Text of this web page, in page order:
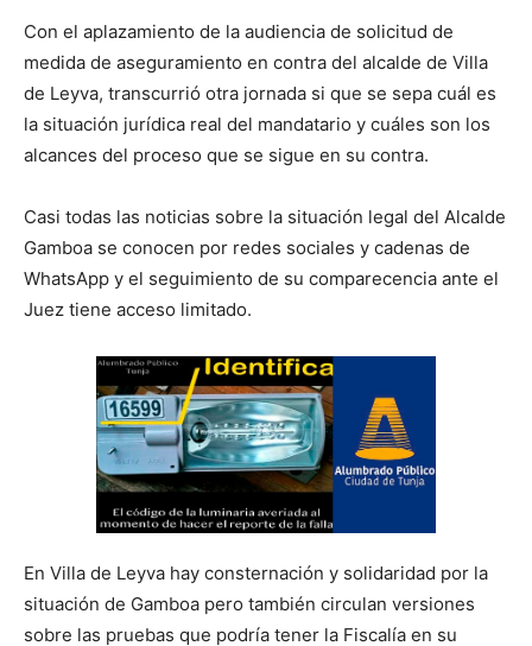
Con el aplazamiento de la audiencia de solicitud de
medida de aseguramiento en contra del alcalde de Villa
de Leyva, transcurrió otra jornada si que se sepa cuál es
la situación jurídica real del mandatario y cuáles son los
alcances del proceso que se sigue en su contra.
Casi todas las noticias sobre la situación legal del Alcalde
Gamboa se conocen por redes sociales y cadenas de
WhatsApp y el seguimiento de su comparecencia ante el
Juez tiene acceso limitado.
En Villa de Leyva hay consternación y solidaridad por la
situación de Gamboa pero también circulan versiones
sobre las pruebas que podría tener la Fiscalía en su